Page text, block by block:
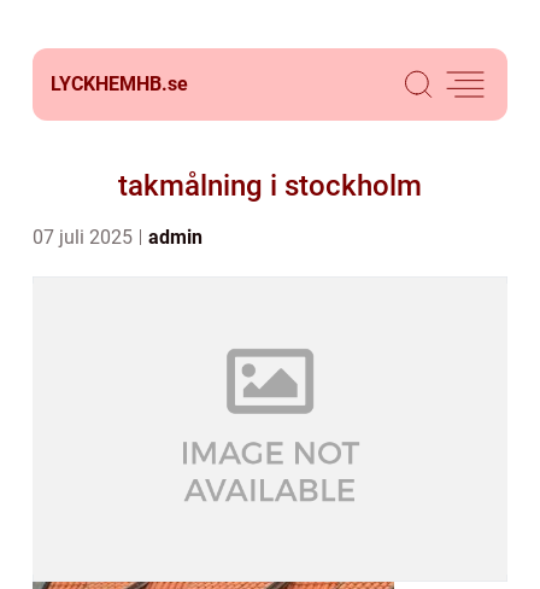
LYCKHEMHB.se
takmålning i stockholm
07 juli 2025 admin